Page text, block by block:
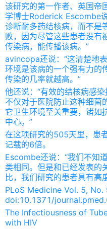
该研究的第一作者、英国帝
学博士Roderick Escombe
诊断耐多药结核病，而不是
败，因为尽管这些患者没有
传染病，能传播该病。”
avincopa还说：“这清楚地
环境是该病的一个强有力的
传染的几率就越高。”
他还说：“有效的结核病感
不仅对于医院防止这种细菌
它卫生环境至关重要，诸如
中心。”
在这项研究的505天里，患
记载的6倍。
Escombe还说：“我们不知
类相同。但是和已经发表的
比，我们研究的患者具有高
PLoS Medicine Vol. 5, No.
doi:10.1371/
The Infectiousness of
with HIV